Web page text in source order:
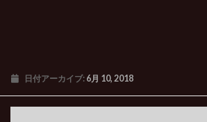
日付アーカイブ: 6月 10, 2018